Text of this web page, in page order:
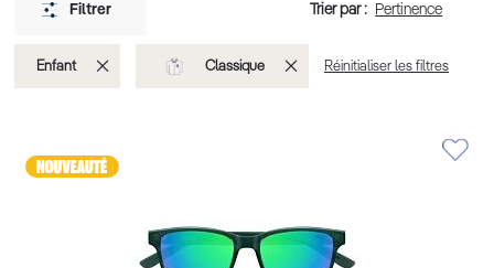
Filtrer Trier par :
Enfant Supprimer
Élément
Classique Supprimer
Réinitialiser les filtres